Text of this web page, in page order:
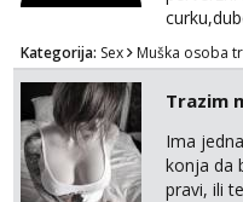
nudim
Kategorija: Sex Muška osoba
Trazim
Ima
konja da
pravi, ili